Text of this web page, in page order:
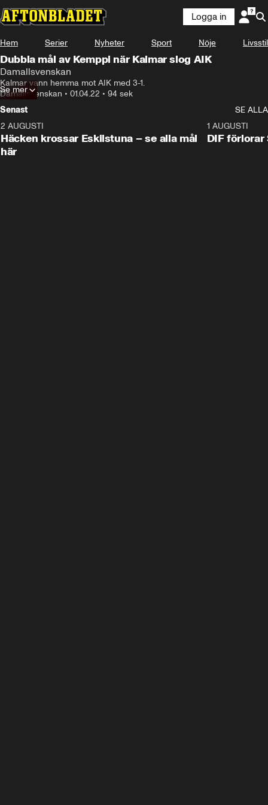
Logga in
Hem Serier Nyheter Sport Nöje Livsstil
Dubbla mål av Kemppi när Kalmar slog AIK
Damallsvenskan
Kalmar vann hemma mot AIK med 3-1.
Damallsvenskan • 01.04.22 • 94 sek
Se mer
Senast
SE ALLA
2 AUGUSTI
Häcken krossar Eskilstuna – se alla mål
här
1 AUGUSTI
DIF